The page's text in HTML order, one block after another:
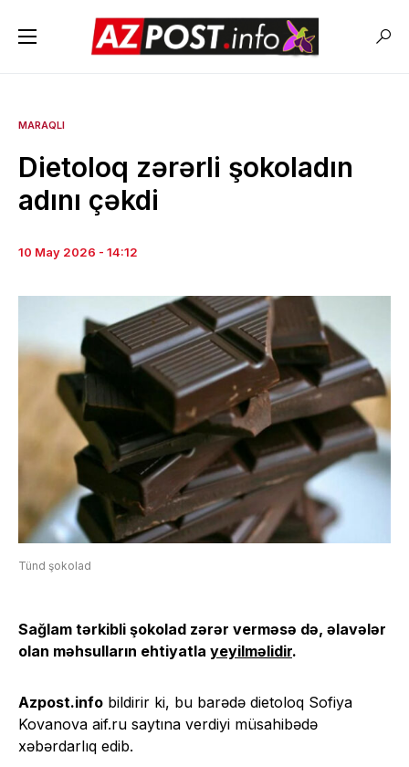
MARAQLI
Dietoloq zərərli şokoladın
adını çəkdi
10 May 2026 - 14:12
Tünd şokolad
Sağlam tərkibli şokolad zərər verməsə də, əlavələr
olan məhsulların ehtiyatla yeyilməlidir.
Azpost.info bildirir ki, bu barədə dietoloq Sofiya
Kovanova aif.ru saytına verdiyi müsahibədə
xəbərdarlıq edib.